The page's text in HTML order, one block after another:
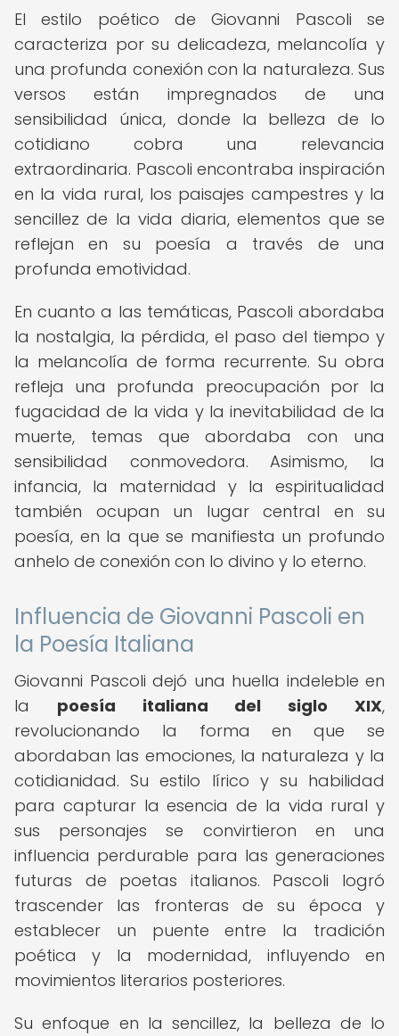
El estilo poético de Giovanni Pascoli se
caracteriza por su delicadeza, melancolía y
una profunda conexión con la naturaleza. Sus
versos están impregnados de una
sensibilidad única, donde la belleza de lo
cotidiano cobra una relevancia
extraordinaria. Pascoli encontraba inspiración
en la vida rural, los paisajes campestres y la
sencillez de la vida diaria, elementos que se
reflejan en su poesía a través de una
profunda emotividad.
En cuanto a las temáticas, Pascoli abordaba
la nostalgia, la pérdida, el paso del tiempo y
la melancolía de forma recurrente. Su obra
refleja una profunda preocupación por la
fugacidad de la vida y la inevitabilidad de la
muerte, temas que abordaba con una
sensibilidad conmovedora. Asimismo, la
infancia, la maternidad y la espiritualidad
también ocupan un lugar central en su
poesía, en la que se manifiesta un profundo
anhelo de conexión con lo divino y lo eterno.
Influencia de Giovanni Pascoli en
la Poesía Italiana
Giovanni Pascoli dejó una huella indeleble en
la poesía italiana del siglo XIX,
revolucionando la forma en que se
abordaban las emociones, la naturaleza y la
cotidianidad. Su estilo lírico y su habilidad
para capturar la esencia de la vida rural y
sus personajes se convirtieron en una
influencia perdurable para las generaciones
futuras de poetas italianos. Pascoli logró
trascender las fronteras de su época y
establecer un puente entre la tradición
poética y la modernidad, influyendo en
movimientos literarios posteriores.
Su enfoque en la sencillez, la belleza de lo